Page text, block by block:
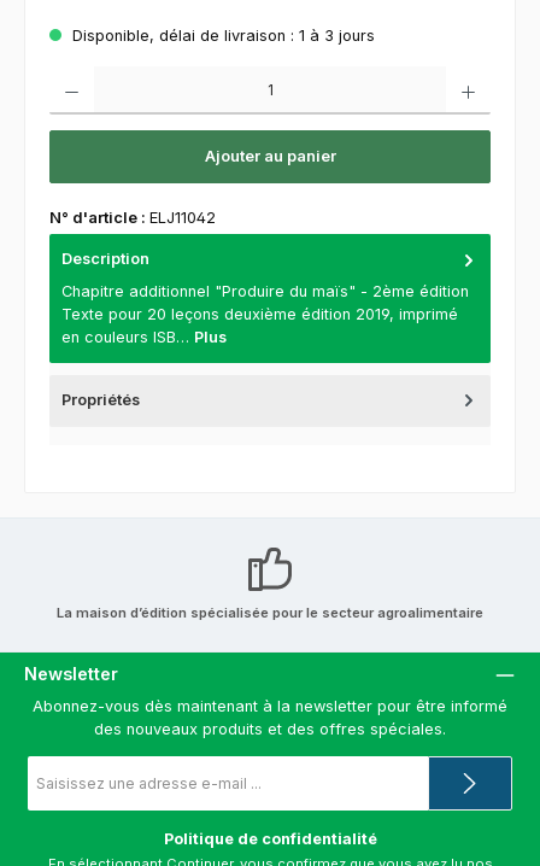
Disponible, délai de livraison : 1 à 3 jours
Ajouter au panier
N° d'article : ELJ11042
Description
Chapitre additionnel "Produire du maïs" - 2ème édition
Texte pour 20 leçons deuxième édition 2019, imprimé
en couleurs ISB… Plus
Propriétés
La maison d’édition spécialisée pour le secteur agroalimentaire
Newsletter
Abonnez-vous dès maintenant à la newsletter pour être informé
des nouveaux produits et des offres spéciales.
e-
*
Politique de confidentialité